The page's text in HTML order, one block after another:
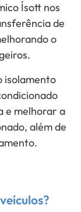
Ísott nos
de
o
isolamento
e melhorar a
além de